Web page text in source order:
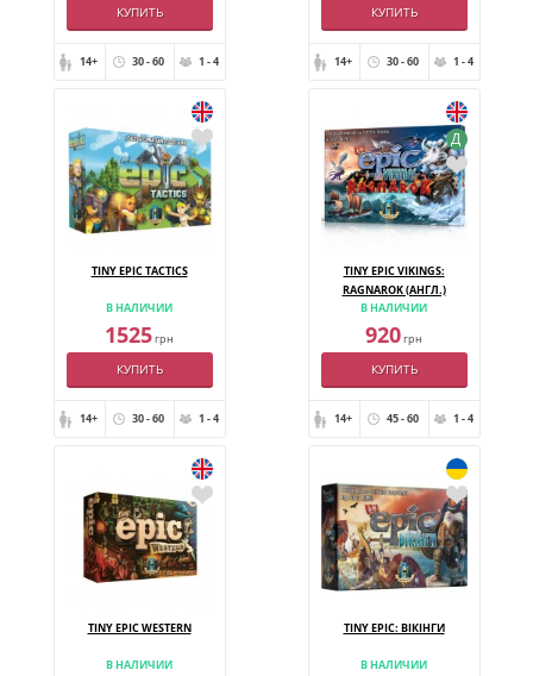
КУПИТЬ
14+ 30 - 60 1 - 4
КУПИТЬ
14+ 30 - 60 1 - 4
TINY EPIC TACTICS
В НАЛИЧИИ
1525грн
КУПИТЬ
14+ 30 - 60 1 - 4
Д
TINY EPIC VIKINGS:
RAGNAROK (АНГЛ.)
В НАЛИЧИИ
920грн
КУПИТЬ
14+ 45 - 60 1 - 4
TINY EPIC WESTERN
В НАЛИЧИИ
TINY EPIC: ВІКІНГИ
В НАЛИЧИИ